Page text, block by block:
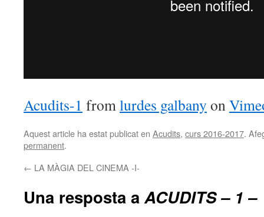
Acudits-1 fromlurdes galbany on
Aquest article ha estat publicat en Acudits, curs 2016-2017.
permanent.
← LA MÀGIA DEL CINEMA -I-
Una resposta aACUDITS – 1 –